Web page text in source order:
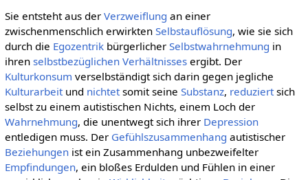
Sie entsteht aus der Verzweiflung an einer
zwischenmenschlich erwirkten Selbstauflösung, wie sie sich
durch die Egozentrikbürgerlicher Selbstwahrnehmung in
ihren selbstbezüglichen Verhältnissesergibt. Der
Kulturkonsum verselbständigt sich darin gegen jegliche
Kulturarbeitund nichtetsomit seine Substanz, reduziertsich
selbst zu einem autistischen Nichts, einem Loch der
Wahrnehmung, die unentwegt sich ihrer Depression
entledigen muss. Der Gefühlszusammenhang autistischer
Beziehungenist ein Zusammenhang unbezweifelter
Empfindungen, ein bloßes Erdulden und Fühlen in einer